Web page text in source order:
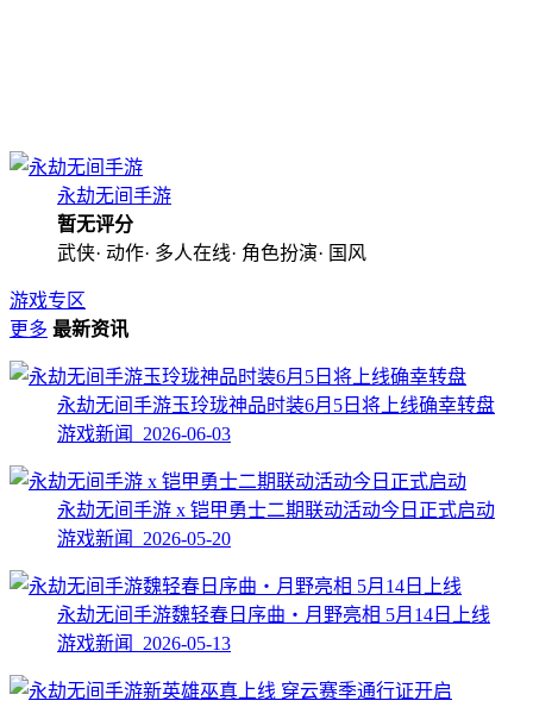
永劫无间手游
暂无评分
武侠· 动作· 多人在线· 角色扮演· 国风
游戏专区
更多 最新资讯
永劫无间手游玉玲珑神品时装6月5日将上线确幸转盘
游戏新闻 2026-06-03
永劫无间手游 x 铠甲勇士二期联动活动今日正式启动
游戏新闻 2026-05-20
永劫无间手游魏轻春日序曲・月野亮相 5月14日上线
游戏新闻 2026-05-13